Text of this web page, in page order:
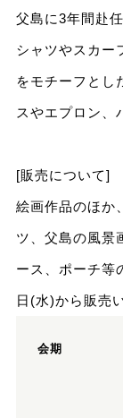
父島に3年間赴
シャツやスカー
をモチーフとし
スやエプロン、
[販売について]
絵画作品のほか
ツ、父島の風景
ース、ポーチ等
日(水)から販売
会期